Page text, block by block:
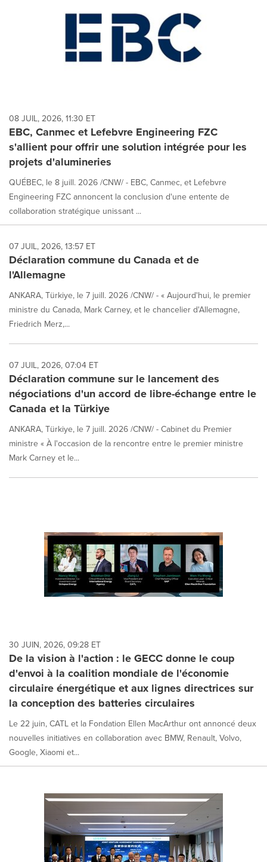
08 JUIL, 2026, 11:30 ET
EBC, Canmec et Lefebvre Engineering FZC
s'allient pour offrir une solution intégrée pour les
projets d'alumineries
QUÉBEC, le 8 juill. 2026 /CNW/ - EBC, Canmec, et Lefebvre
Engineering FZC annoncent la conclusion d'une entente de
collaboration stratégique unissant ...
07 JUIL, 2026, 13:57 ET
Déclaration commune du Canada et de
l'Allemagne
ANKARA, Türkiye, le 7 juill. 2026 /CNW/ - « Aujourd'hui, le premier
ministre du Canada, Mark Carney, et le chancelier d'Allemagne,
Friedrich Merz,...
07 JUIL, 2026, 07:04 ET
Déclaration commune sur le lancement des
négociations d'un accord de libre-échange entre le
Canada et la Türkiye
ANKARA, Türkiye, le 7 juill. 2026 /CNW/ - Cabinet du Premier
ministre « À l'occasion de la rencontre entre le premier ministre
Mark Carney et le...
30 JUIN, 2026, 09:28 ET
De la vision à l'action : le GECC donne le coup
d'envoi à la coalition mondiale de l'économie
circulaire énergétique et aux lignes directrices sur
la conception des batteries circulaires
Le 22 juin, CATL et la Fondation Ellen MacArthur ont annoncé deux
nouvelles initiatives en collaboration avec BMW, Renault, Volvo,
Google, Xiaomi et...